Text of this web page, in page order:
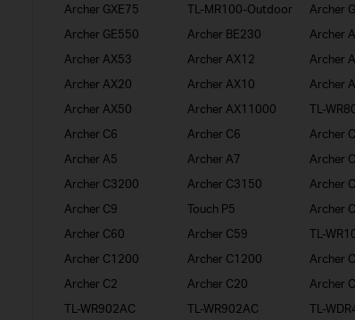
ISP
Archer GXE75 TL-MR100-Outdoor Archer
Archer GE550
Archer BE230 Archer
Archer AX53
Archer AX12 Archer
Archer AX20
Archer AX10 Archer
Archer AX50
Archer AX11000 TL-
Archer C6
Archer C6 Archer
Archer A5
Archer A7 Archer
Archer C3200
Archer C3150 Archer
Archer C9
Touch P5 Archer
Archer C60
Archer C59 TL-
Archer C1200
Archer C1200 Archer
Archer C2
Archer C20 Archer
TL-WR902AC
TL-WR902AC TL-